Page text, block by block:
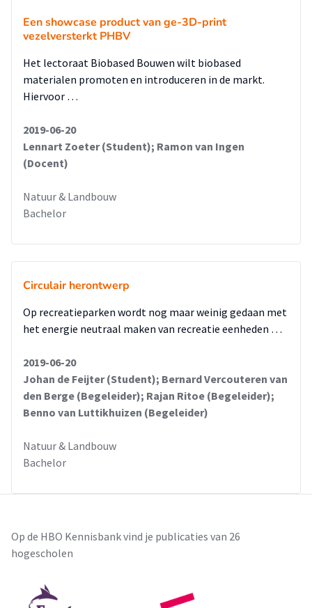
Een showcase product van ge-3D-print
vezelversterkt PHBV
Het lectoraat Biobased Bouwen wilt biobased
materialen promoten en introduceren in de markt.
Hiervoor …
2019-06-20
Lennart Zoeter (Student); Ramon van Ingen
(Docent)
Natuur & Landbouw
Bachelor
Circulair herontwerp
Op recreatieparken wordt nog maar weinig gedaan met
het energie neutraal maken van recreatie eenheden …
2019-06-20
Johan de Feijter (Student); Bernard Vercouteren van
den Berge (Begeleider); Rajan Ritoe (Begeleider);
Benno van Luttikhuizen (Begeleider)
Natuur & Landbouw
Bachelor
Op de HBO Kennisbank vind je publicaties van 26
hogescholen